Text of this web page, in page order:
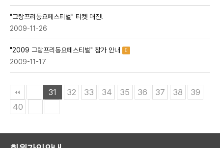
"그랑프리동요페스티벌" 티켓 매진!
2009-11-26
"2009 그랑프리동요페스티벌" 참가 안내
2009-11-17
31 32 33 34 35 36 37 38
39
40